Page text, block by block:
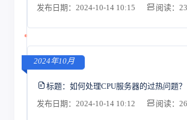
发布日期：2024-10-14 10:15
阅读：
2024年10月
标题： 如何处理CPU服务器的过热问题？
发布日期：2024-10-14 10:12
阅读：